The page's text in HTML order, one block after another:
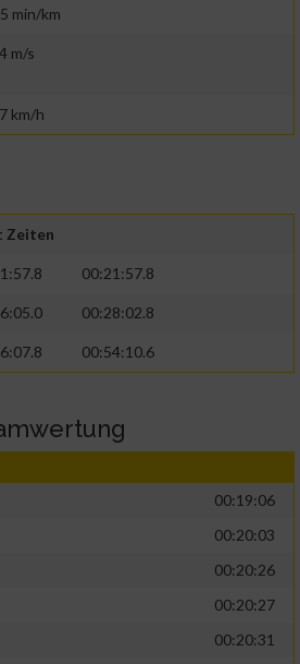
min/km
m/s
km/h
Zeiten
00:21:57.8
00:28:02.8
00:54:10.6
00:19:06
00:20:03
00:20:26
00:20:27
00:20:31